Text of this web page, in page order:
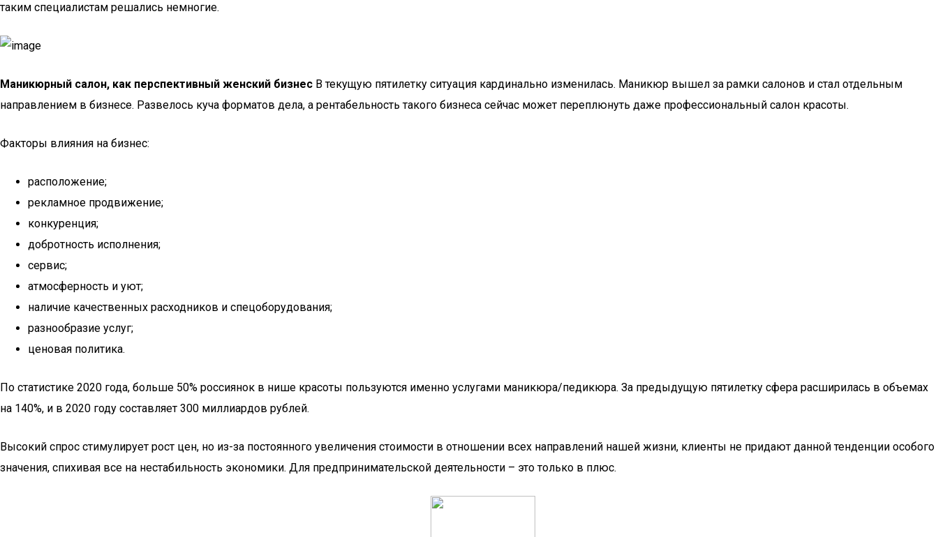
таким специалистам решались немногие.
Маникюрный салон, как перспективный женский бизнес В текущую пятилетку ситуация кардинально изменилась. Маникюр вышел за рамки салонов и стал отдельным
направлением в бизнесе. Развелось куча форматов дела, а рентабельность такого бизнеса сейчас может переплюнуть даже профессиональный салон красоты.
Факторы влияния на бизнес:
расположение;
рекламное продвижение;
конкуренция;
добротность исполнения;
сервис;
атмосферность и уют;
наличие качественных расходников и спецоборудования;
разнообразие услуг;
ценовая политика.
По статистике 2020 года, больше 50% россиянок в нише красоты пользуются именно услугами маникюра/педикюра. За предыдущую пятилетку сфера расширилась в объемах
на 140%, и в 2020 году составляет 300 миллиардов рублей.
Высокий спрос стимулирует рост цен, но из-за постоянного увеличения стоимости в отношении всех направлений нашей жизни, клиенты не придают данной тенденции особого
значения, спихивая все на нестабильность экономики. Для предпринимательской деятельности – это только в плюс.